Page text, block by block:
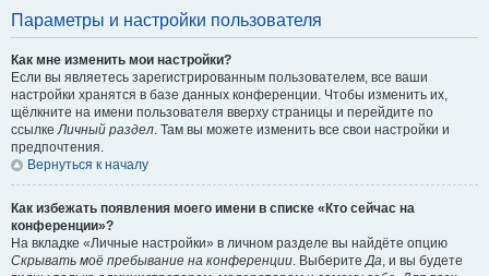
Параметры и настройки пользователя
Как мне изменить мои настройки?
Если вы являетесь зарегистрированным пользователем, все ваши
настройки хранятся в базе данных конференции. Чтобы изменить их,
щёлкните на имени пользователя вверху страницы и перейдите по
ссылкеЛичный раздел. Там вы можете изменить все свои настройки и
предпочтения.
Вернуться к началу
Как избежать появления моего имени в списке «Кто сейчас на
конференции»?
На вкладке «Личные настройки» в личном разделе вы найдёте опцию
Скрывать моё пребывание на конференции. ВыберитеДа, и вы будете